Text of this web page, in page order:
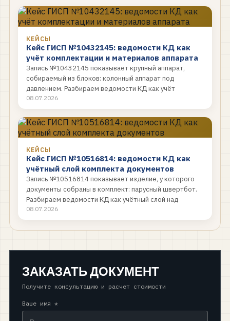
КЕЙСЫ
Кейс ГИСП №10432145: ведомости КД как
учёт комплектации и материалов аппарата
Запись №10432145 показывает крупный аппарат,
собираемый из блоков: колонный аппарат под
давлением. Разбираем ведомости КД как учёт
покупных изделий и материалов…
08.07.2026
КЕЙСЫ
Кейс ГИСП №10516814: ведомости КД как
учётный слой комплекта документов
Запись №10516814 показывает изделие, у которого
документы собраны в комплект: парусный швертбот.
Разбираем ведомости КД как учётный слой над
комплектом, отличае…
08.07.2026
ЗАКАЗАТЬ ДОКУМЕНТ
Получите консультацию и расчет стоимости
Ваше имя *